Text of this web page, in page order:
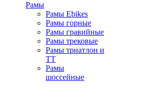
Рамы
Рамы Ebikes
Рамы горные
Рамы гравийные
Рамы трековые
Рамы триатлон и
ТТ
Рамы
шоссейные